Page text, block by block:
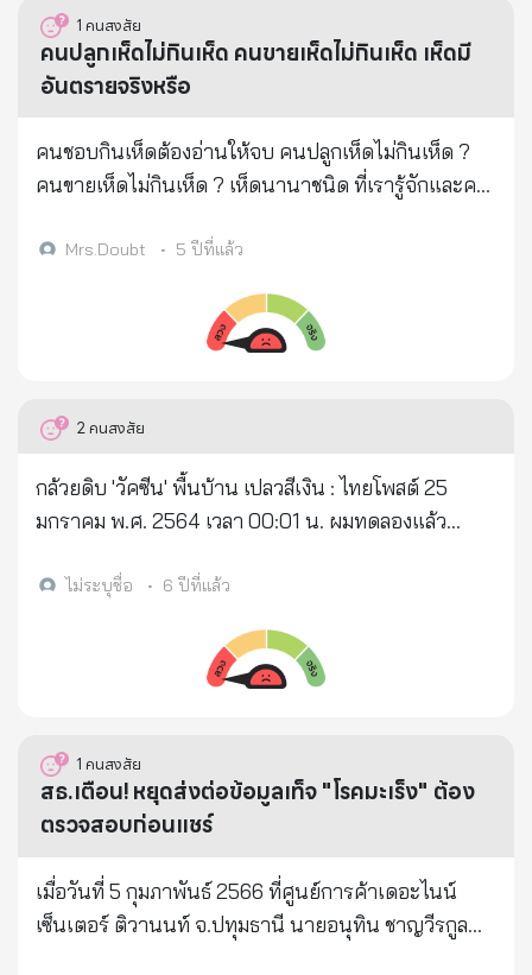
แก้ว เติมน้ำร้อน มันจะกลายเป็น "น้ำด่าง" ดื่มทุกวัน จะ
เป็นประโยชน์ต่อทุกคน 🍋 น้ำมะนาวร้อนสามารถปล่อย
สารต้านมะเร็งที่ขมขื่น ซึ่งเป็นความก้าวหน้าใหม่ในการ
วิตามินซี เหมือนกับมะเขือเทศที่ต้องปรุงสุกถึงจะมีไลโค
ปีน 🍋 น้ำมะนาวร้อนมีผลต่อซีสต์และเนื้องอก ได้รับการ
สารสกัดจากมะนาวในการรักษา จะทำลายเซลล์มะเร็ง
นี้... กรดมะนาวและฟลาโวนอยด์ในน้ำมะนาว สามารถ
ปรับความดันโลหิต ป้องกันการเกิดลิ่มเลือดในหลอด
เลือด อ่านเสร็จแล้ว บอกคนอื่น ครอบครัว เพื่อน ส่งต่อ
ความรักออกไป! ดูแลสุขภาพของตัวเองให้ดีนะคะ 🙏🏻
💖
1 คนสงสัย
คนปลูกเห็ดไม่กินเห็ด คนขายเห็ดไม่กินเห็ด เห็ดมี
อันตรายจริงหรือ
คนชอบกินเห็ดต้องอ่านให้จบ คนปลูกเห็ดไม่กินเห็ด ?
คนขายเห็ดไม่กินเห็ด ? เห็ดนานาชนิด ที่เรารู้จักและคน
ประโยชน์ที่มีอยู่ในเห็ดมากมาย แต่เราไม่เคยรู้ถึง....ผล
โรงเพาะเห็ดหรือเห็ดทั้งหมด แต่เราจะแน่ใจได้อย่างไร
ว่า เห็ดชนิดใดที่ปลอดภัย จึงอยากให้ทุกคนโปรด
เสียของเห็ด เราจะรู้กันแต่ประโยชน์ของเห็ด โดยเฉพาะ
สุขภาพ แต่เราไม่เคยรู้ที่มาที่ไป จากผลเสียที่ติดมากับ
เห็ดเลย จนมาวันนี้ ได้คุยกับคนขายเห็ดโดยเฉพาะเห็ด
คำ ถ้าผู้อ่านช่วยส่งต่อเอาบุญ จะเป็นประโยชน์อย่างมาก
จะกินเห็ดต่อไปหรือจะเลิกกินเห็ด จะได้ป้องกันตนเอง
จากโรคร้ายที่จะตามมาจากรูปแบบที่เราคาดไม่ถึง จาก
คุณมนัสมีอาชีพขายเห็ด ขายส่งต่อกับพ่อค้าแม่ค้าต่าง ๆ
ทั่วประเทศ ทำมาจนเข้าปีที่ 20 สิ่งหนึ่งที่รู้ในใจคือ จะไม่
ให้ลูกและครอบครัวตัวเองกินเห็ดที่ขายเลย จนกระทั่งผล
โรคประจำตัว เป็นมาแบบนี้มาเป็นเดือน ๆ จนไปให้หมอ
ตรวจร่างกาย หมอบอกว่ามีเชื้อมะเร็งในกระแสเลือด แต่
Mrs.Doubt • 5 ปีที่แล้ว
2คนสงสัย
กล้วยดิบ 'วัคซีน' พื้นบ้าน เปลวสีเงิน : ไทยโพสต์ 25
มกราคม พ.ศ. 2564 เวลา 00:01 น. ผมทดลองแล้ว
กว่า ๘๐% UP! กล้วยครับ.... กล้วยน้ำว้าดิบๆ หั่นแว่นๆ
กล้วย จะเป็นด่านหน้า เคลือบในปากและลำคอ ฆ่าเชื้อ
แปลกปลอม ก่อนลงไปในท้อง ผมดูจากคลิป "ป้านิดดา
วิน วิวัฒนพงศ์พันธ์" ที่พวกเขาส่งมาให้ ผมมันพวก
"กล้วยนิยม" ฟังเสร็จ ซื้อกล้วยดิบมาลองเลย ลองมา ๒ วัน
เห็นผลทันตา ปกติตื่นนอน คอผมเหมือนผ่านการกิน
อยากให้ทดลองกัน ระหว่างวัคซีนยังไม่มา ใช้ "วัคซีน
กล้วยดิบ" ไปก่อน รับรอง "โควิดยกโคตรขยาด"! โกวิน :
ไม่ระบุชื่อ • 6 ปีที่แล้ว
1 คนสงสัย
สธ.เตือน! หยุดส่งต่อข้อมูลเท็จ "โรคมะเร็ง" ต้อง
ตรวจสอบก่อนแชร์
เมื่อวันที่ 5 กุมภาพันธ์ 2566 ที่ศูนย์การค้าเดอะไนน์
เซ็นเตอร์ ติวานนท์ จ.ปทุมธานี นายอนุทิน ชาญวีรกูล